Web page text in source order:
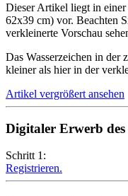
Dieser Artikel liegt in
62x39 cm) vor. Beachten
verkleinerte Vorschau
Das Wasserzeichen in der
kleiner als hier in der
Artikel vergrößert ansehen
Digitaler Erwerb
Schritt 1:
Registrieren.